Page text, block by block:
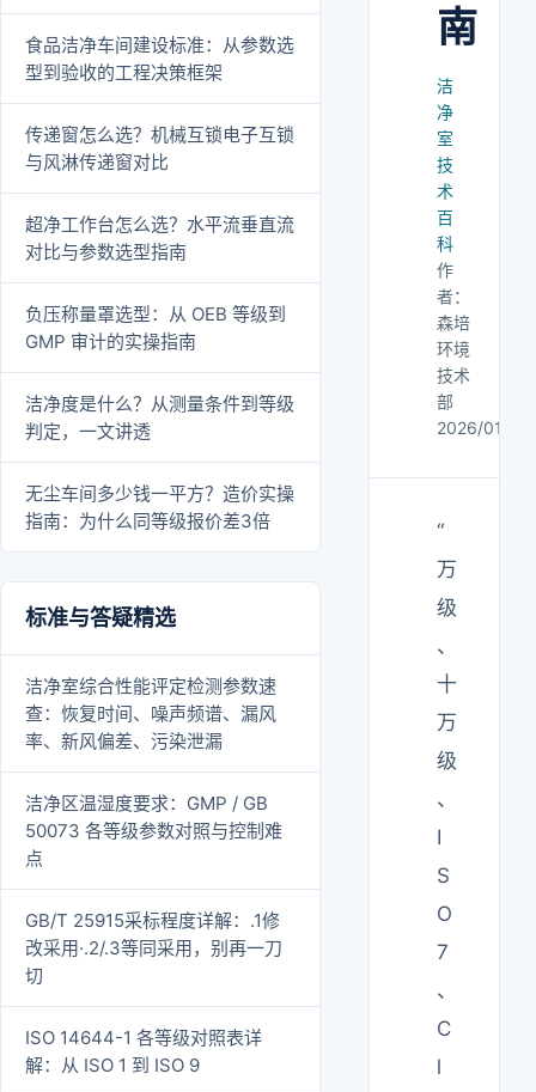
食品洁净车间建设标准：从参数选
型到验收的工程决策框架
传递窗怎么选？机械互锁电子互锁
与风淋传递窗对比
超净工作台怎么选？水平流垂直流
对比与参数选型指南
负压称量罩选型：从 OEB 等级到
GMP 审计的实操指南
洁净度是什么？从测量条件到等级
判定，一文讲透
无尘车间多少钱一平方？造价实操
指南：为什么同等级报价差3倍
标准与答疑精选
洁净室综合性能评定检测参数速
查：恢复时间、噪声频谱、漏风
率、新风偏差、污染泄漏
洁净区温湿度要求：GMP / GB
50073 各等级参数对照与控制难
点
GB/T 25915采标程度详解：.1修
改采用·.2/.3等同采用，别再一刀
切
ISO 14644-1 各等级对照表详
解：从 ISO 1 到 ISO 9
南
洁
净
室
技
术
百
科
作
者：
森培
环境
技术
部
2026/01/01
“
万
级
、
十
万
级
、
I
S
O
7
、
C
l